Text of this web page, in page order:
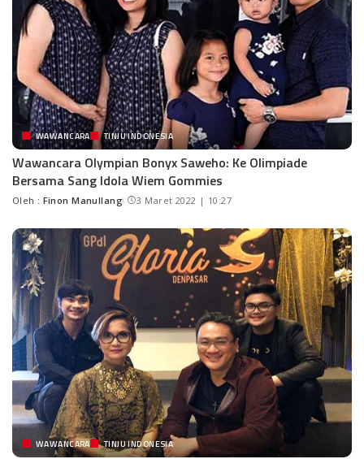
WAWANCARA TINJU INDONESIA
Wawancara Olympian Bonyx Saweho: Ke Olimpiade
Bersama Sang Idola Wiem Gommies
Oleh : Finon Manullang 3 Maret 2022 | 10:27
WAWANCARA TINJU INDONESIA